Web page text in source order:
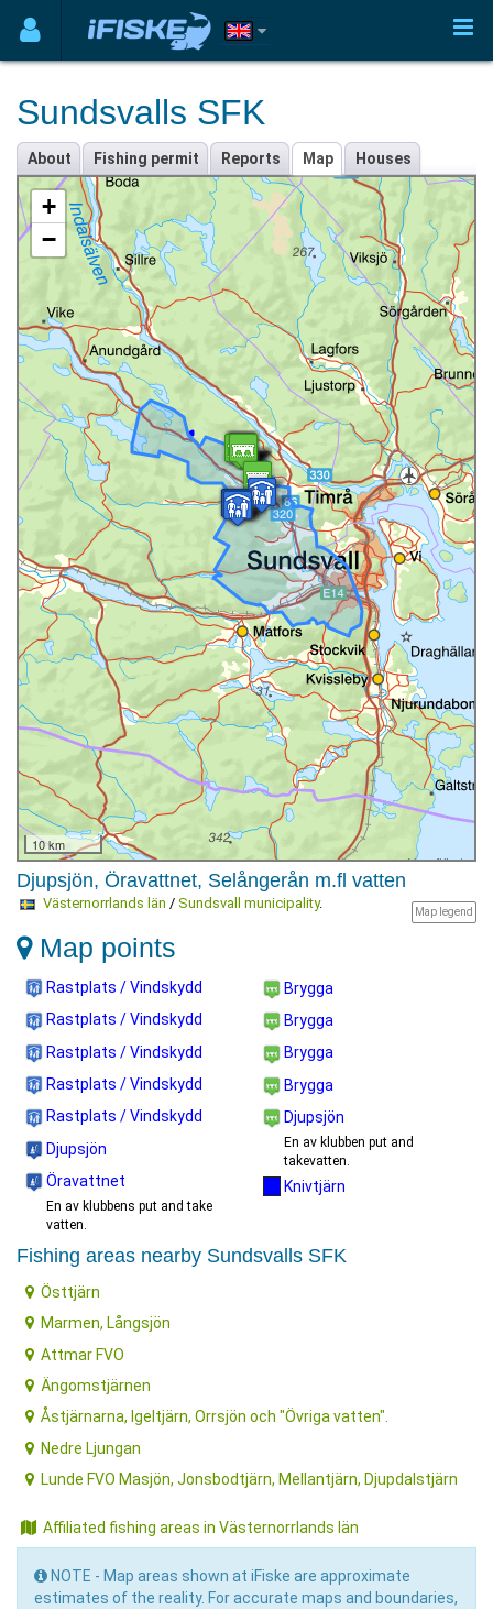
Sundsvalls SFK
About Fishing permit Reports Map Houses
+
−
10 km
Djupsjön, Öravattnet, Selångerån m.fl vatten
Map legend
Västernorrlands län / Sundsvall municipality.
Map points
Rastplats / Vindskydd
Rastplats / Vindskydd
Rastplats / Vindskydd
Rastplats / Vindskydd
Rastplats / Vindskydd
Djupsjön
Öravattnet
En av klubbens put and take
vatten.
Brygga
Brygga
Brygga
Brygga
Djupsjön
En av klubben put and
takevatten.
Knivtjärn
Fishing areas nearby Sundsvalls SFK
Östtjärn
Marmen, Långsjön
Attmar FVO
Ängomstjärnen
Åstjärnarna, Igeltjärn, Orrsjön och "Övriga vatten".
Nedre Ljungan
Lunde FVO Masjön, Jonsbodtjärn, Mellantjärn, Djupdalstjärn
Affiliated fishing areas in Västernorrlands län
NOTE - Map areas shown at iFiske are approximate
estimates of the reality. For accurate maps and boundaries,